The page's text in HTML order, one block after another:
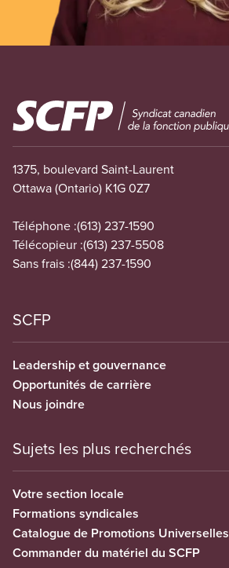
Image
1375, boulevard Saint-Laurent
Ottawa (Ontario) K1G 0Z7
Téléphone :(613) 237-1590
Télécopieur :(613) 237-5508
Sans frais :(844) 237-1590
SCFP
Leadership et gouvernance
Opportunités de carrière
Nous joindre
Sujets les plus recherchés
Votre section locale
Formations syndicales
Catalogue de Promotions Universelles
Commander du matériel du SCFP